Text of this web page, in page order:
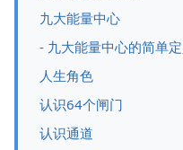
九大能量中心
- 九大能量中心的简单
人生角色
认识64个闸门
认识通道